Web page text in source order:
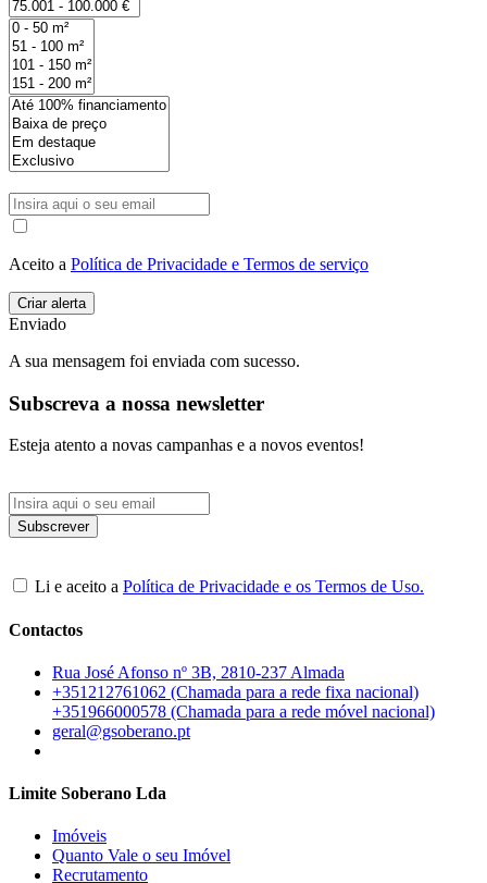
Aceito a Política de Privacidade e Termos de serviço
Enviado
A sua mensagem foi enviada com sucesso.
Subscreva a nossa newsletter
Esteja atento a novas campanhas e a novos eventos!
Li e aceito a Política de Privacidade e os Termos de Uso.
Contactos
Rua José Afonso nº 3B, 2810-237 Almada
+351212761062 (Chamada para a rede fixa nacional)
+351966000578 (Chamada para a rede móvel nacional)
geral@gsoberano.pt
Limite Soberano Lda
Imóveis
Quanto Vale o seu Imóvel
Recrutamento